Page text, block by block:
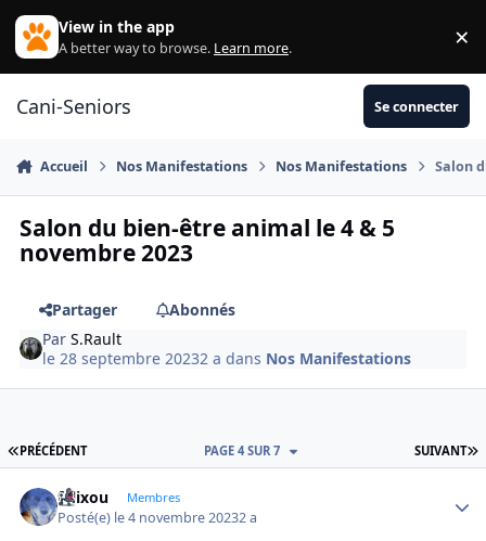
Aller au contenu
View in the app
A better way to browse. Learn more. ×
Cani-Seniors Se connecter
Accueil Nos Manifestations Nos Manifestations Salon
Salon du bien-être animal le 4 & 5
novembre 2023
Partager
Abonnés
ParS.Rault
le 28 septembre 20232 a dans Nos Manifestations
PREMIÈRE PAGE
PRÉCÉDENT SUIVANT
PAGE 4 SUR 7
felixou Membres
Posté(e) le 4 novembre 20232 a